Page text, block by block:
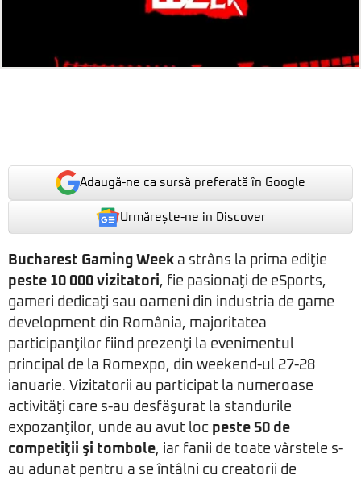
Adaugă-ne ca sursă preferată în Google
Urmărește-ne in Discover
Bucharest Gaming Week a strâns la prima ediţie
peste 10 000 vizitatori, fie pasionaţi de eSports,
gameri dedicaţi sau oameni din industria de game
development din România, majoritatea
participanţilor fiind prezenţi la evenimentul
principal de la Romexpo, din weekend-ul 27-28
ianuarie. Vizitatorii au participat la numeroase
activităţi care s-au desfăşurat la standurile
expozanţilor, unde au avut loc peste 50 de
competiţii şi tombole, iar fanii de toate vârstele s-
au adunat pentru a se întâlni cu creatorii de